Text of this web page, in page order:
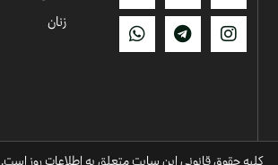
زنان
کلیه حقوق قانونی این سایت متعلق به اطلاعات روز است.